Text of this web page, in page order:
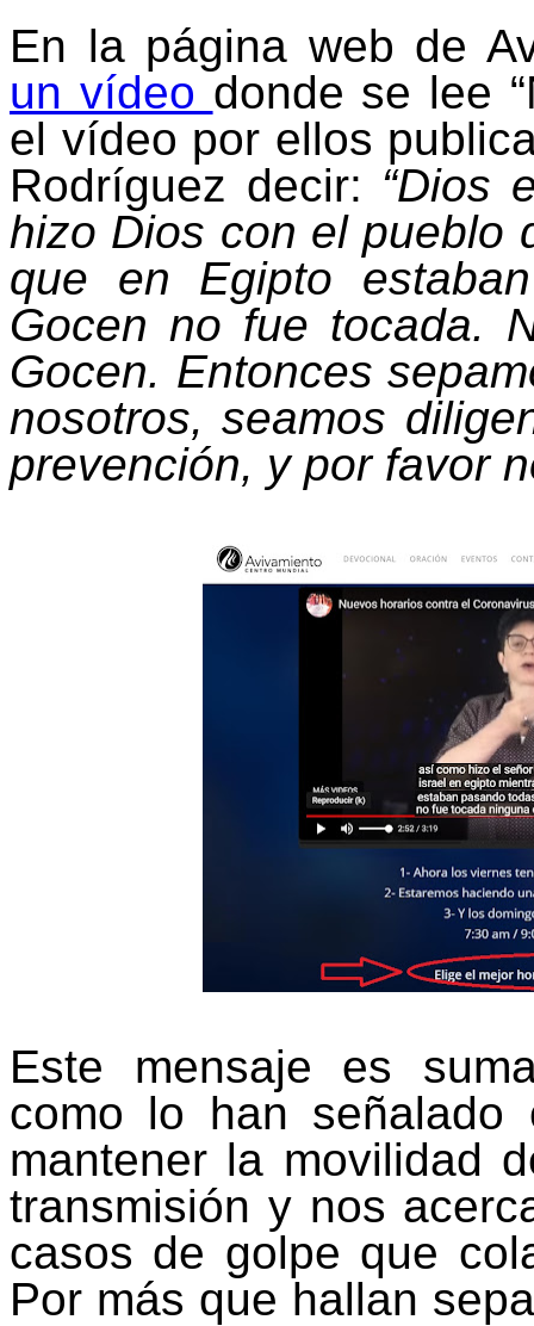
En la página web de
un vídeo donde se lee
el vídeo por ellos
Rodríguez decir: “Dios
hizo Dios con el
que en Egipto
Gocen no fue tocada.
Gocen. Entonces
nosotros, seamos
prevención, y por favor
Este mensaje es
como lo han señalado
mantener la movilidad
transmisión y nos
casos de golpe que
Por más que hallan